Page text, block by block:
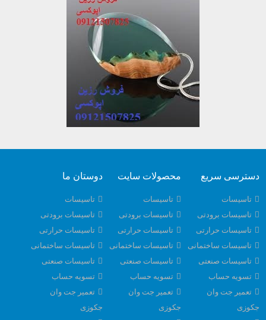
دسترسی سریع
تاسیسات
تاسیسات برودتی
تاسیسات حرارتی
تاسیسات ساختمانی
تاسیسات صنعتی
تسویه حساب
تعمیر جت وان
جکوزی
محصولات سایت
تاسیسات
تاسیسات برودتی
تاسیسات حرارتی
تاسیسات ساختمانی
تاسیسات صنعتی
تسویه حساب
تعمیر جت وان
جکوزی
دوستان ما
تاسیسات
تاسیسات برودتی
تاسیسات حرارتی
تاسیسات ساختمانی
تاسیسات صنعتی
تسویه حساب
تعمیر جت وان
جکوزی